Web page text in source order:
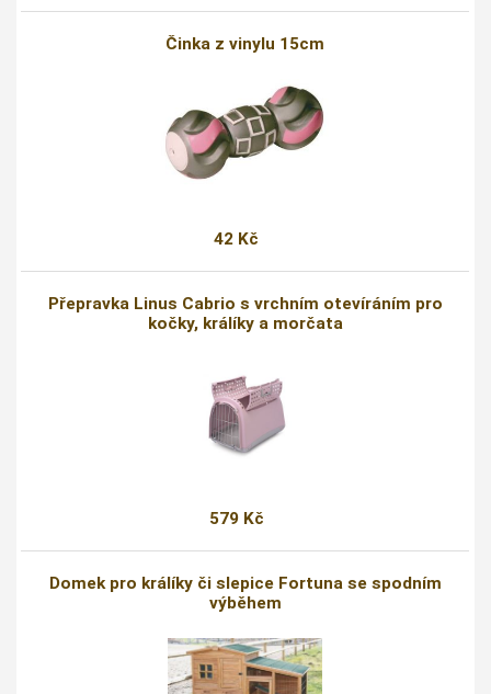
Činka z vinylu 15cm
42 Kč
Přepravka Linus Cabrio s vrchním otevíráním pro
kočky, králíky a morčata
579 Kč
Domek pro králíky či slepice Fortuna se spodním
výběhem